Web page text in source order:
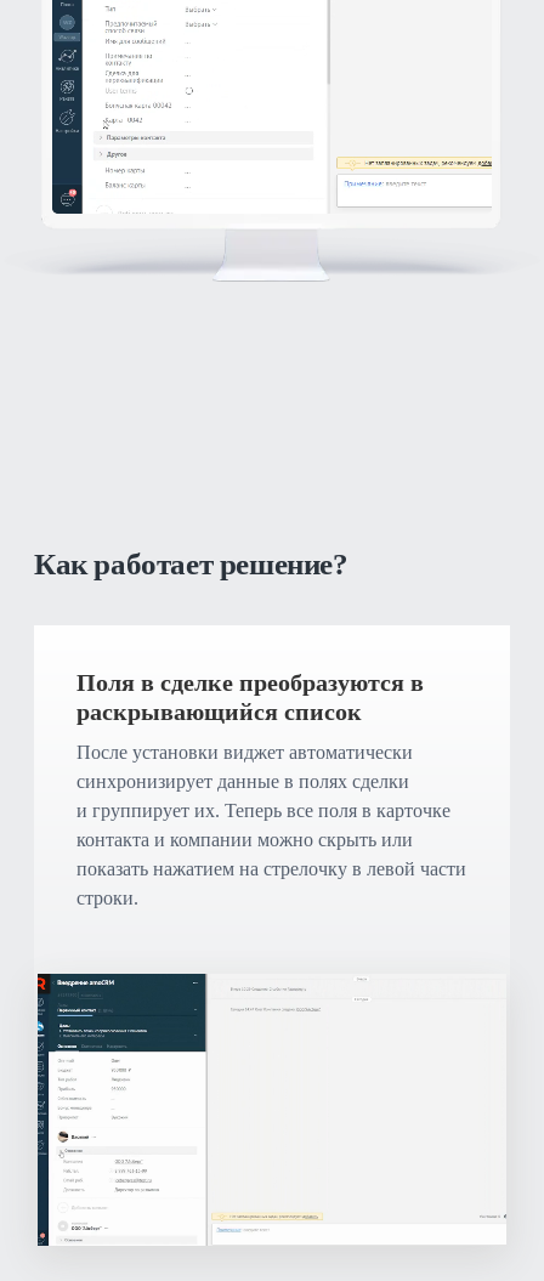
Как работает решение?
Поля в сделке преобразуются в
раскрывающийся список
После установки виджет автоматически
синхронизирует данные в полях сделки
и группирует их. Теперь все поля в карточке
контакта и компании можно скрыть или
показать нажатием на стрелочку в левой части
строки.